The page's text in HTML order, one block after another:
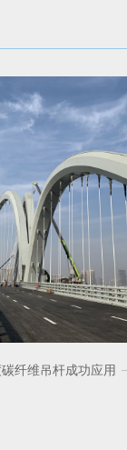
纤维吊杆成功应用